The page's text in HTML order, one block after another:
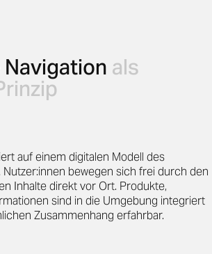
als
auf einem digitalen Modell des
bewegen sich frei durch den
Inhalte direkt vor Ort. Produkte,
sind in die Umgebung integriert
Zusammenhang erfahrbar.